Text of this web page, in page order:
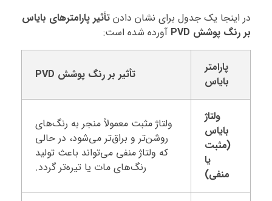
در اینجا یک جدول برای نشان دادن تأثیر پارامترهای بایاس
بر رنگ پوشش PVD
آورده شده است:
پارامتر
بایاس
تأثیر بر رنگ پوشش PVD
ولتاژ
بایاس
(مثبت
یا
منفی)
ولتاژ مثبت معمولاً منجر به رنگ‌های
روشن‌تر و براق‌تر می‌شود، در حالی
که ولتاژ منفی می‌تواند باعث تولید
رنگ‌های مات یا تیره‌تر گردد.